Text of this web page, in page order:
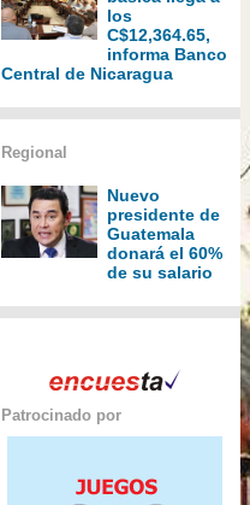
los
C$12,364.65,
informa Banco
Central de Nicaragua
Regional
Nuevo
presidente de
Guatemala
donará el 60%
de su salario
Patrocinado por